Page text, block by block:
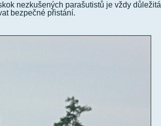
nezkušených parašutistů je vždy důležitá
bezpečné přistání.